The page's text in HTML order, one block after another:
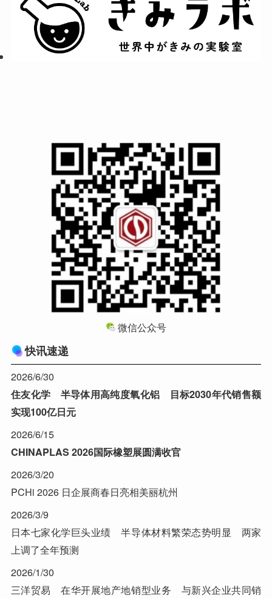
微信公众号
快讯速递
2026/6/30
住友化学 半导体用高纯度氧化铝 目标2030年代销售额
实现100亿日元
2026/6/15
CHINAPLAS 2026国际橡塑展圆满收官
2026/3/20
PCHi 2026 日企展商春日亮相美丽杭州
2026/3/9
日本七家化学巨头业绩 半导体材料繁荣态势明显 两家
上调了全年预测
2026/1/30
三洋贸易 在华开展地产地销型业务 与新兴企业共同销